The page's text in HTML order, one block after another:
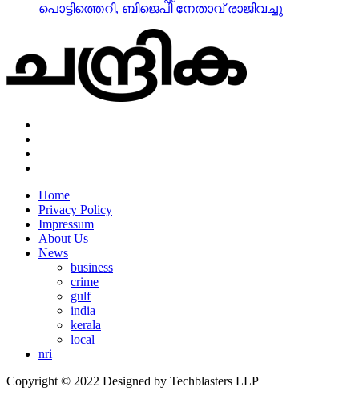
പൊട്ടിത്തെറി, ബിജെപി നേതാവ് രാജിവച്ചു
Home
Privacy Policy
Impressum
About Us
News
business
crime
gulf
india
kerala
local
nri
Copyright © 2022 Designed by Techblasters LLP